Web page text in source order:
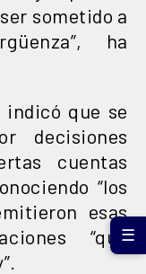
sometido a
ha
indicó que se
decisiones
cuentas
“los
esas
“que☰